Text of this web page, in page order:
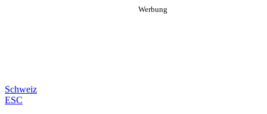
Schweiz
ESC